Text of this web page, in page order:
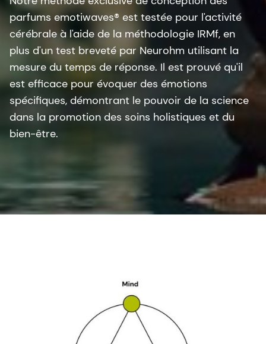
parfums emotiwaves® est testée pour l'activité
cérébrale à l'aide de la méthodologie IRMf, en
plus d'un test breveté par Neurohm utilisant la
mesure du temps de réponse. Il est prouvé qu'il
est efficace pour évoquer des émotions
spécifiques, démontrant le pouvoir de la science
dans la promotion des soins holistiques et du
bien-être.